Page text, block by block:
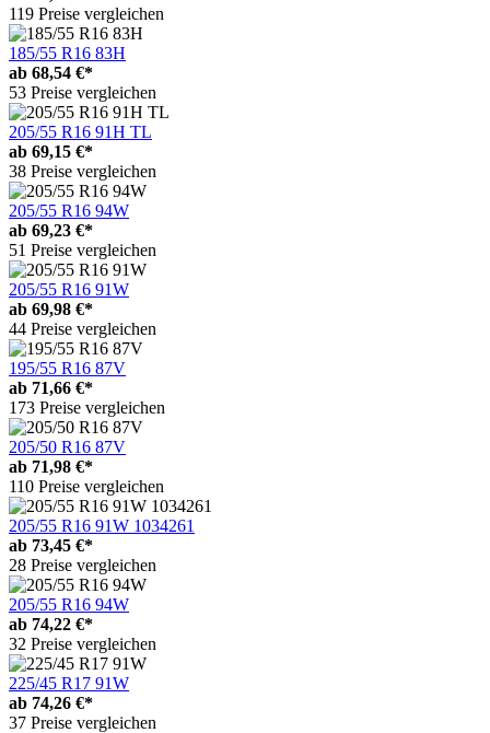
119 Preise vergleichen
185/55 R16 83H
ab 68,54 €*
53 Preise vergleichen
205/55 R16 91H TL
ab 69,15 €*
38 Preise vergleichen
205/55 R16 94W
ab 69,23 €*
51 Preise vergleichen
205/55 R16 91W
ab 69,98 €*
44 Preise vergleichen
195/55 R16 87V
ab 71,66 €*
173 Preise vergleichen
205/50 R16 87V
ab 71,98 €*
110 Preise vergleichen
205/55 R16 91W 1034261
ab 73,45 €*
28 Preise vergleichen
205/55 R16 94W
ab 74,22 €*
32 Preise vergleichen
225/45 R17 91W
ab 74,26 €*
37 Preise vergleichen